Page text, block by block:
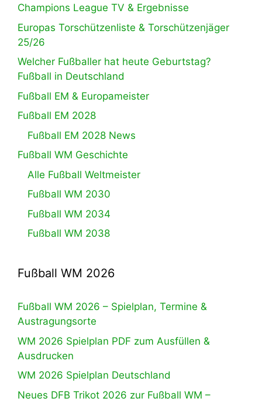
Champions League TV & Ergebnisse
Europas Torschützenliste & Torschützenjäger
25/26
Welcher Fußballer hat heute Geburtstag?
Fußball in Deutschland
Fußball EM & Europameister
Fußball EM 2028
Fußball EM 2028 News
Fußball WM Geschichte
Alle Fußball Weltmeister
Fußball WM 2030
Fußball WM 2034
Fußball WM 2038
Fußball WM 2026
Fußball WM 2026 – Spielplan, Termine &
Austragungsorte
WM 2026 Spielplan PDF zum Ausfüllen &
Ausdrucken
WM 2026 Spielplan Deutschland
Neues DFB Trikot 2026 zur Fußball WM –